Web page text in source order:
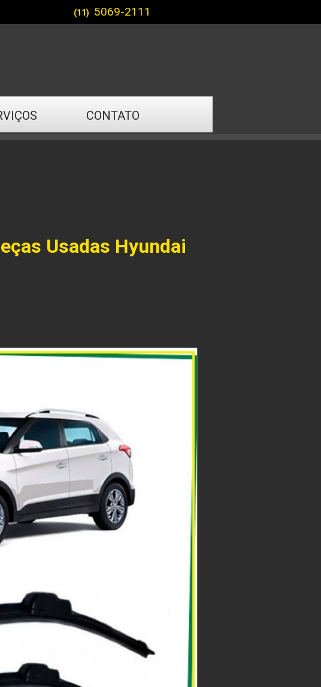
CONTATO
(11) 5069-2111
Usadas Hyundai